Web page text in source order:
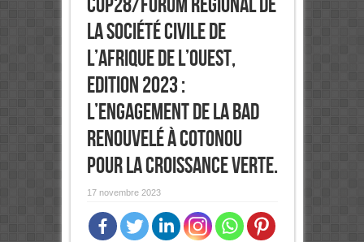
COP28/Forum régional de
la Société civile de
l’Afrique de l’Ouest,
Edition 2023 :
L’engagement de la BAD
renouvelé à Cotonou
pour la croissance verte.
17 novembre 2023